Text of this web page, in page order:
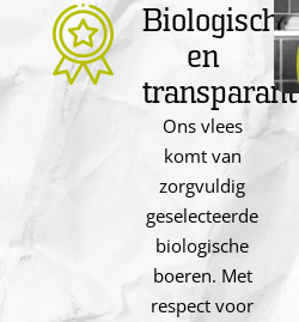
Biologisch
en
transparant
Ons vlees
komt van
zorgvuldig
geselecteerde
biologische
boeren. Met
respect voor